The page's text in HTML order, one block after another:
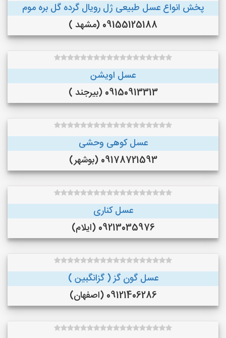
پخش انواع عسل طبیعی ژل رویال گرده گل بره موم
09155125188 (مشهد )
عسل اویشن
09150913313 (بیرجند )
عسل کوهی وحشی
09178721593 (بوشهر)
عسل کناری
09213035976 (ایلام)
عسل گون گز ( گزانگبین )
09121406286 (اصفهان)